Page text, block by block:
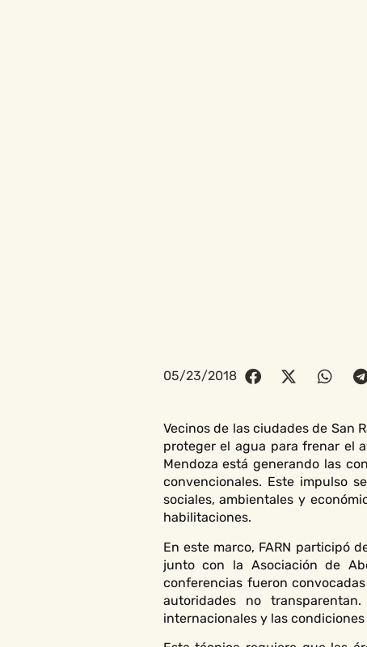
05/23/2018
Vecinos de las ciudades de San
proteger el agua para frenar el
Mendoza está generando las
convencionales. Este impulso
sociales, ambientales y
habilitaciones.
En este marco, FARN participó
junto con la Asociación de
conferencias fueron
autoridades no
internacionales y las